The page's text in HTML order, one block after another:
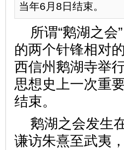
当年6月8日结束。
所谓“鹅湖之
的两个针锋相对
西信州鹅湖寺举
思想史上一次重
结束。
鹅湖之会发生
谦访朱熹至武夷